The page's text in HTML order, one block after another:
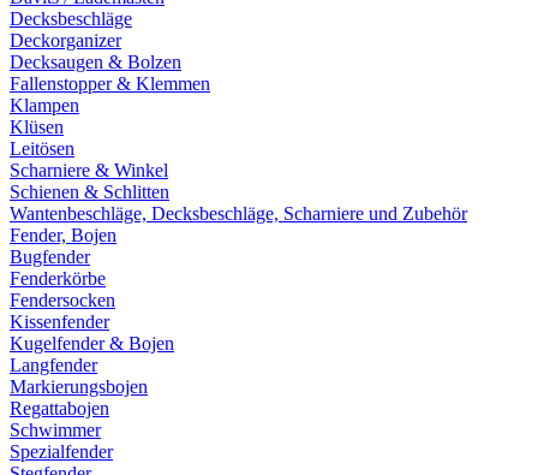
Decksbeschläge
Deckorganizer
Decksaugen & Bolzen
Fallenstopper & Klemmen
Klampen
Klüsen
Leitösen
Scharniere & Winkel
Schienen & Schlitten
Wantenbeschläge, Decksbeschläge, Scharniere und Zubehör
Fender, Bojen
Bugfender
Fenderkörbe
Fendersocken
Kissenfender
Kugelfender & Bojen
Langfender
Markierungsbojen
Regattabojen
Schwimmer
Spezialfender